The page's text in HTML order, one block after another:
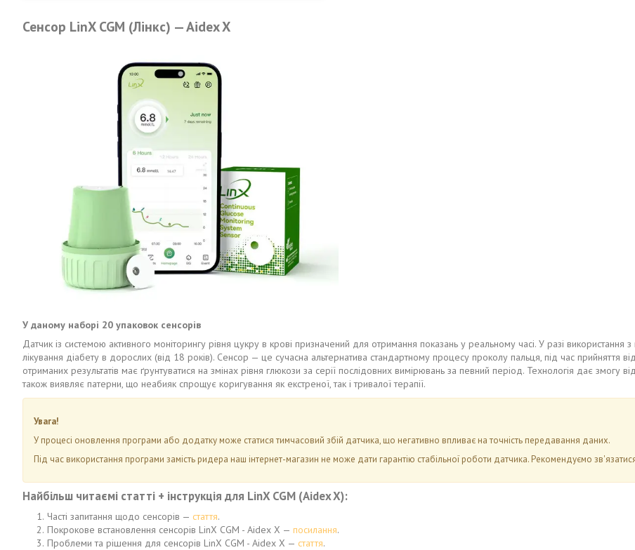
Сенсор LinX CGM (Лінкс) — Aidex X
У даному наборі 20 упаковок сенсорів
Датчик із системою активного моніторингу рівня цукру в крові призначений для отримання показань у реальному часі. У разі використання
лікування діабету в дорослих (від 18 років). Сенсор — це сучасна альтернатива стандартному процесу проколу пальця, під час прийняття
отриманих результатів має ґрунтуватися на змінах рівня глюкози за серії послідовних вимірювань за певний період. Технологія дає змогу
також виявляє патерни, що неабияк спрощує коригування як екстреної, так і тривалої терапії.
Увага!
У процесі оновлення програми або додатку може статися тимчасовий збій датчика, що негативно впливає на точність передавання даних.
Під час використання програми замість ридера наш інтернет-магазин не може дати гарантію стабільної роботи датчика. Рекомендуємо
Найбільш читаємі статті + інструкція для LinX CGM (Aidex X):
Часті запитання щодо сенсорів — стаття.
Покрокове встановлення сенсорів LinX CGM - Aidex X — посилання.
Проблеми та рішення для сенсорів LinX CGM - Aidex X — стаття.